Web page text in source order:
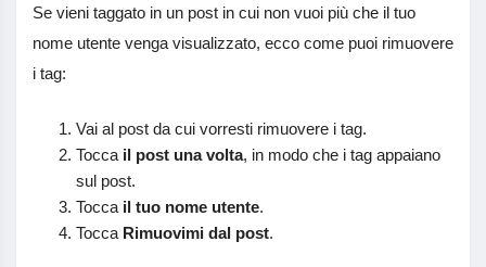
Se vieni taggato in un post in cui non vuoi più che il tuo
nome utente venga visualizzato, ecco come puoi rimuovere
i tag:
Vai al post da cui vorresti rimuovere i tag.
Tocca il post una volta, in modo che i tag appaiano
sul post.
Tocca il tuo nome utente.
Tocca Rimuovimi dal post.